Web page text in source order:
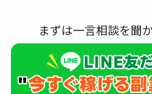
まずは一言相談を聞